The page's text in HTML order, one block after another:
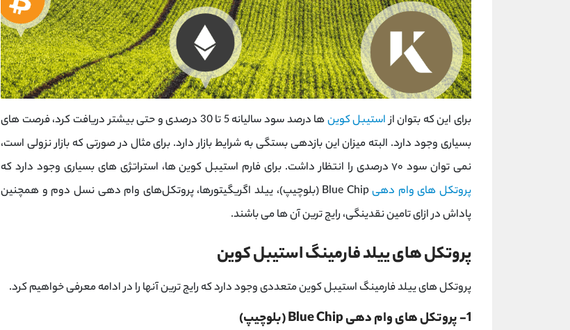
برای این که بتوان ازاستیبل کوین
ها درصد سود سالیانه 5 تا 30 درصدی و حتی بیشتر دریافت کرد، فرصت‌ های
بسیاری وجود دارد. البته میزان این بازدهی بستگی به شرایط بازار دارد. برای مثال در صورتی که بازار نزولی است،
نمی توان سود ۷۰ درصدی را انتظار داشت. برای فارم استیبل کوین‌ ها، استراتژی‌ های بسیاری وجود دارد که
پروتکل ‌های وام‌ دهی
Blue Chip (بلوچیپ)، ییلد اگریگیتورها، پروتکل‌های وام‌ دهی نسل دوم و همچنین
پاداش در ازای تامین نقدینگی، رایج ترین آن ها می باشند.
پروتکل های ییلد فارمینگ استیبل کوین
پروتکل های ییلد فارمینگ استیبل کوین متعددی وجود دارد که رایج ترین آنها را در ادامه معرفی خواهیم کرد.
1- پروتکل ‌های وام‌ دهی Blue Chip (بلوچیپ)